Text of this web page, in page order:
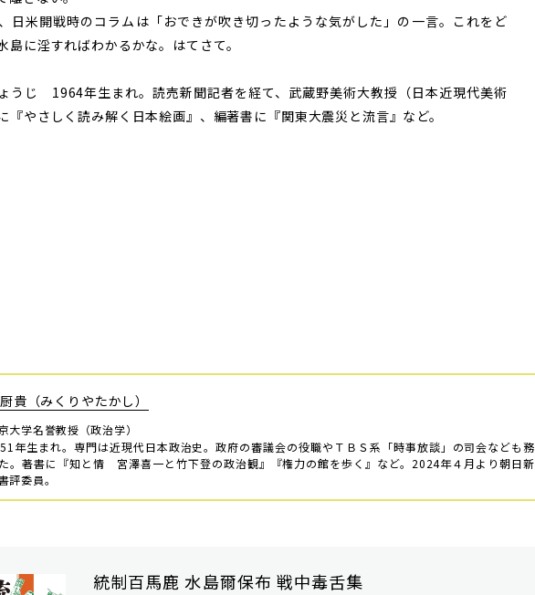
日米開戦時のコラムは「おできが吹き切ったような気がした」の一言。これをど
島に淫すればわかるかな。はてさて。
うじ 1964年生まれ。読売新聞記者を経て、武蔵野美術大教授（日本近現代美術
『やさしく読み解く日本絵画』、編著書に『関東大震災と流言』など。
貴（みくりやたかし）
大学名誉教授（政治学）
年生まれ。専門は近現代日本政治史。政府の審議会の役職やＴＢＳ系「時事放談」の司会なども務
。著書に『知と情 宮澤喜一と竹下登の政治観』『権力の館を歩く』など。2024年４月より朝日新
評委員。
統制百馬鹿 水島爾保布 戦中毒舌集